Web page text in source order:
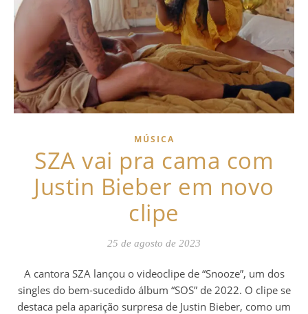
MÚSICA
SZA vai pra cama com
Justin Bieber em novo
clipe
25 de agosto de 2023
A cantora SZA lançou o videoclipe de “Snooze”, um dos
singles do bem-sucedido álbum “SOS” de 2022. O clipe se
destaca pela aparição surpresa de Justin Bieber, como um